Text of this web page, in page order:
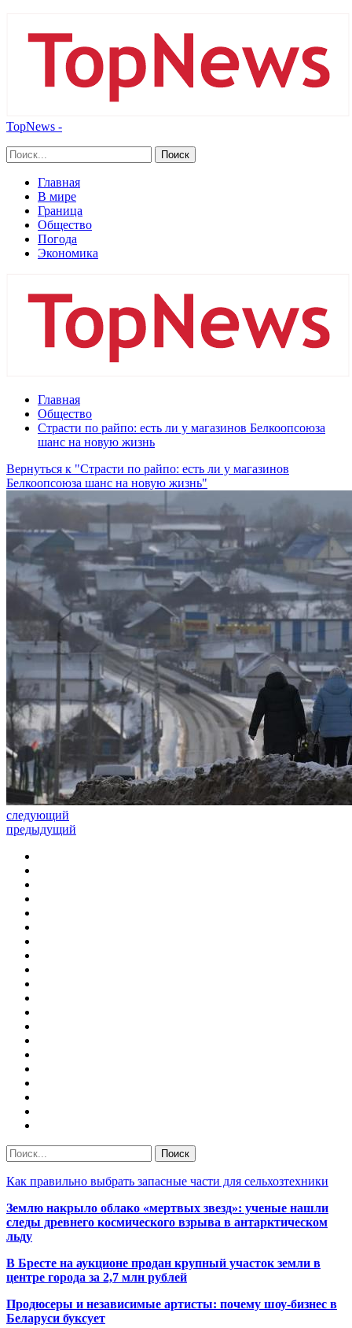
TopNews -
Главная
В мире
Граница
Общество
Погода
Экономика
Главная
Общество
Страсти по райпо: есть ли у магазинов Белкоопсоюза
шанс на новую жизнь
Вернуться к "Страсти по райпо: есть ли у магазинов
Белкоопсоюза шанс на новую жизнь"
следующий
предыдущий
Как правильно выбрать запасные части для сельхозтехники
Землю накрыло облако «мертвых звезд»: ученые нашли
следы древнего космического взрыва в антарктическом
льду
В Бресте на аукционе продан крупный участок земли в
центре города за 2,7 млн рублей
Продюсеры и независимые артисты: почему шоу-бизнес в
Беларуси буксует